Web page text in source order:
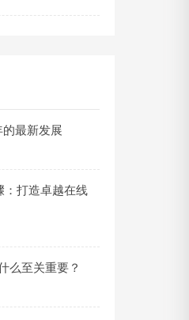
最新发展
：打造卓越在线
么至关重要？